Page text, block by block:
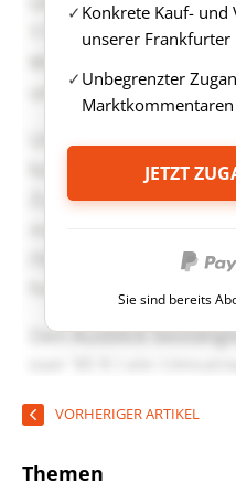
Konkrete Kauf- und
unserer Frankfurter
Unbegrenzter
JETZT
Sie sind bereits
VORHERIGER ARTIKEL
Themen